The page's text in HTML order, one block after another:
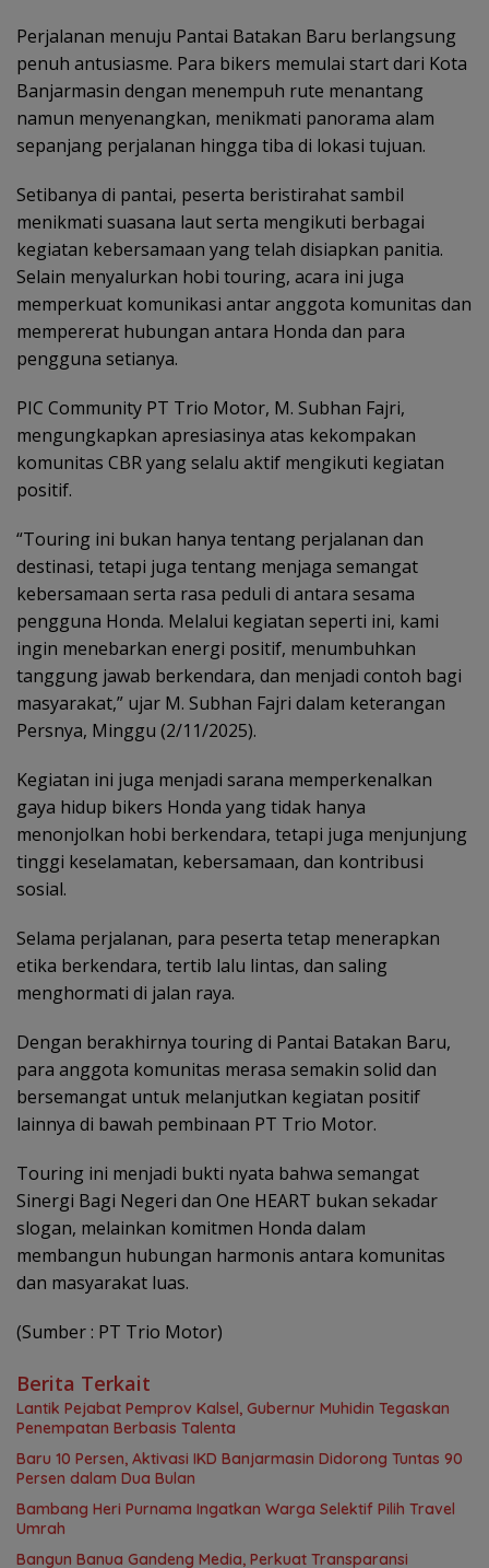
Perjalanan menuju Pantai Batakan Baru berlangsung
penuh antusiasme. Para bikers memulai start dari Kota
Banjarmasin dengan menempuh rute menantang
namun menyenangkan, menikmati panorama alam
sepanjang perjalanan hingga tiba di lokasi tujuan.
Setibanya di pantai, peserta beristirahat sambil
menikmati suasana laut serta mengikuti berbagai
kegiatan kebersamaan yang telah disiapkan panitia.
Selain menyalurkan hobi touring, acara ini juga
memperkuat komunikasi antar anggota komunitas dan
mempererat hubungan antara Honda dan para
pengguna setianya.
PIC Community PT Trio Motor, M. Subhan Fajri,
mengungkapkan apresiasinya atas kekompakan
komunitas CBR yang selalu aktif mengikuti kegiatan
positif.
“Touring ini bukan hanya tentang perjalanan dan
destinasi, tetapi juga tentang menjaga semangat
kebersamaan serta rasa peduli di antara sesama
pengguna Honda. Melalui kegiatan seperti ini, kami
ingin menebarkan energi positif, menumbuhkan
tanggung jawab berkendara, dan menjadi contoh bagi
masyarakat,” ujar M. Subhan Fajri dalam keterangan
Persnya, Minggu (2/11/2025).
Kegiatan ini juga menjadi sarana memperkenalkan
gaya hidup bikers Honda yang tidak hanya
menonjolkan hobi berkendara, tetapi juga menjunjung
tinggi keselamatan, kebersamaan, dan kontribusi
sosial.
Selama perjalanan, para peserta tetap menerapkan
etika berkendara, tertib lalu lintas, dan saling
menghormati di jalan raya.
Dengan berakhirnya touring di Pantai Batakan Baru,
para anggota komunitas merasa semakin solid dan
bersemangat untuk melanjutkan kegiatan positif
lainnya di bawah pembinaan PT Trio Motor.
Touring ini menjadi bukti nyata bahwa semangat
Sinergi Bagi Negeri dan One HEART bukan sekadar
slogan, melainkan komitmen Honda dalam
membangun hubungan harmonis antara komunitas
dan masyarakat luas.
(Sumber : PT Trio Motor)
Berita Terkait
Lantik Pejabat Pemprov Kalsel, Gubernur Muhidin Tegaskan
Penempatan Berbasis Talenta
Baru 10 Persen, Aktivasi IKD Banjarmasin Didorong Tuntas 90
Persen dalam Dua Bulan
Bambang Heri Purnama Ingatkan Warga Selektif Pilih Travel
Umrah
Bangun Banua Gandeng Media, Perkuat Transparansi